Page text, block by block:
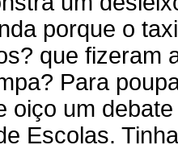
porque o
que fizeram
Para
oiço um
Escolas.